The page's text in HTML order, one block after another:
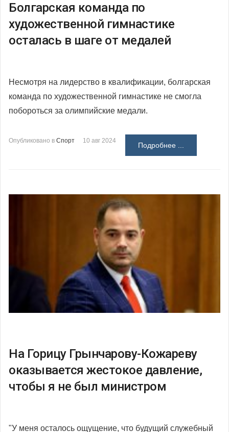
Болгарская команда по
художественной гимнастике
осталась в шаге от медалей
Несмотря на лидерство в квалификации, болгарская
команда по художественной гимнастике не смогла
побороться за олимпийские медали.
Опубликовано в Спорт 10 авг 2024
Подробнее ...
На Горицу Грынчарову-Кожареву
оказывается жестокое давление,
чтобы я не был министром
"У меня осталось ощущение, что будущий служебный